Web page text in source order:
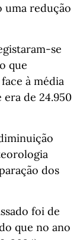
uma redução
se
que
à média
era de 24.950
dos
foi de
que no ano